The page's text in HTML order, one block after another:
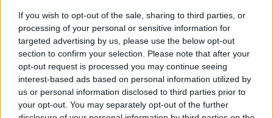
If you wish to opt-out of the sale, sharing to third parties, or
processing of your personal or sensitive information for
targeted advertising by us, please use the below opt-out
section to confirm your selection. Please note that after your
opt-out request is processed you may continue seeing
interest-based ads based on personal information utilized by
us or personal information disclosed to third parties prior to
your opt-out. You may separately opt-out of the further
ΚΟΙΝΩΝΙΑ